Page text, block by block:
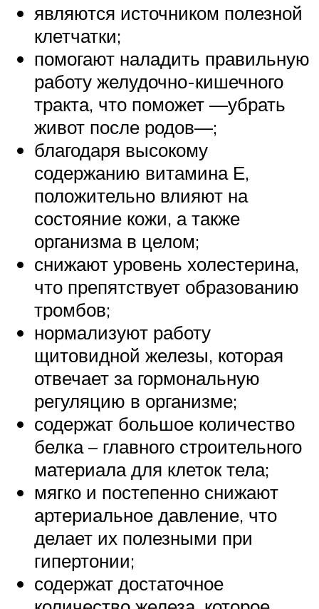
являются источником полезной
клетчатки;
помогают наладить правильную
работу желудочно-кишечного
тракта, что поможет —убрать
живот после родов—;
благодаря высокому
содержанию витамина Е,
положительно влияют на
состояние кожи, а также
организма в целом;
снижают уровень холестерина,
что препятствует образованию
тромбов;
нормализуют работу
щитовидной железы, которая
отвечает за гормональную
регуляцию в организме;
содержат большое количество
белка – главного строительного
материала для клеток тела;
мягко и постепенно снижают
артериальное давление, что
делает их полезными при
гипертонии;
содержат достаточное